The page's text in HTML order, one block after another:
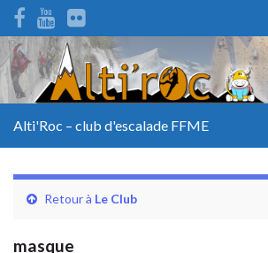
Alti'Roc – club d'escalade FFME
Retour à Le Club
masque